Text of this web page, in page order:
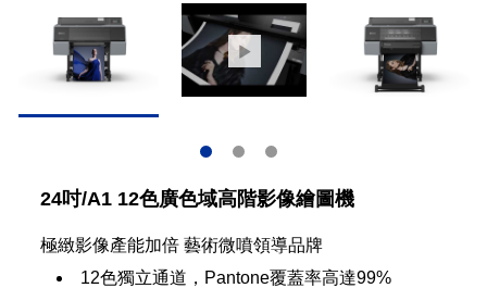
24吋/A1 12色廣色域高階影像繪圖機
極緻影像產能加倍 藝術微噴領導品牌
12色獨立通道，Pantone覆蓋率高達99%